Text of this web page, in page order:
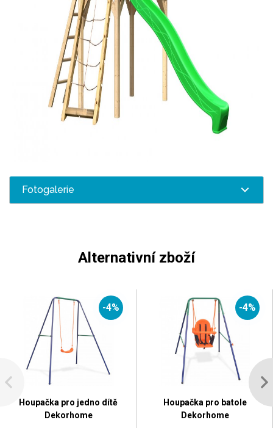
Fotogalerie
Alternativní zboží
-4%
Houpačka pro jedno dítě
Dekorhome
-4%
Houpačka pro batole
Dekorhome